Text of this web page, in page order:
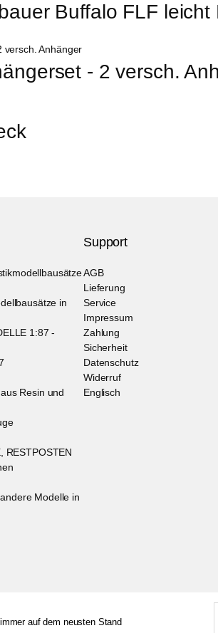
Buffalo FLF leicht
- 2 versch.
in
1:87 -
Resin und
RESTPOSTEN
Modelle in
Support
AGB
Lieferung
Service
Impressum
Zahlung
Sicherheit
Datenschutz
Widerruf
Englisch
auf dem neusten Stand